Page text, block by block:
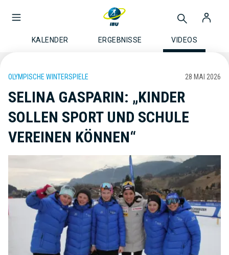
KALENDER ERGEBNISSE VIDEOS
OLYMPISCHE WINTERSPIELE 28 MAI 2026
SELINA GASPARIN: „KINDER
SOLLEN SPORT UND SCHULE
VEREINEN KÖNNEN“